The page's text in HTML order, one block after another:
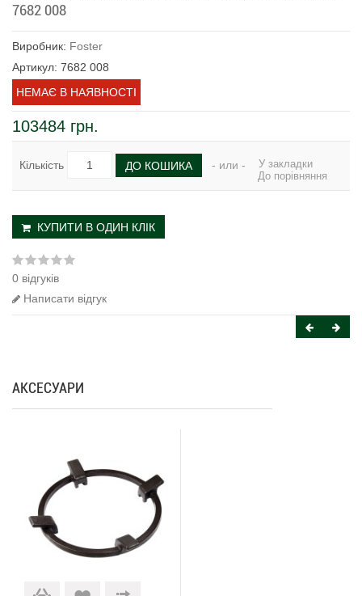
7682 008
Виробник: Foster
Артикул: 7682 008
НЕМАЄ В НАЯВНОСТІ
103484 грн.
Кількість ДО КОШИКА - или -
У закладки
До порівняння
КУПИТИ В ОДИН КЛІК
0 відгуків
Написати відгук
АКСЕСУАРИ